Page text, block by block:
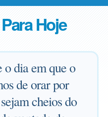
Hoje
o dia em que o
de orar por
cheios do